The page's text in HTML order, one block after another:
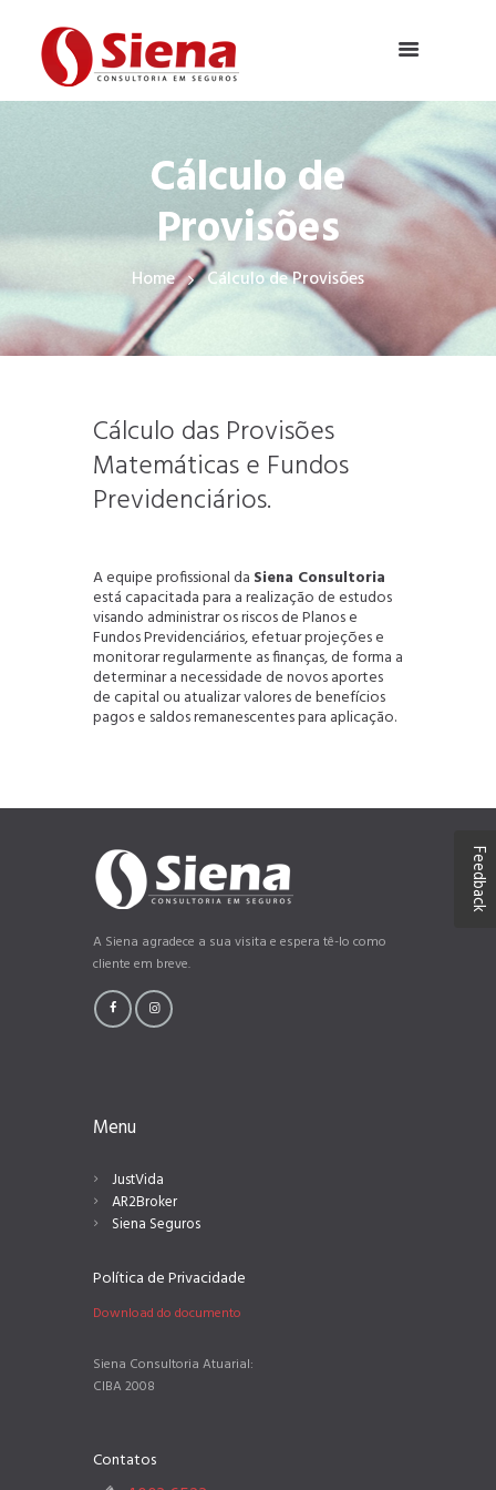
Cálculo de
Provisões
Home Cálculo de Provisões
Cálculo das Provisões
Matemáticas e Fundos
Previdenciários.
A equipe profissional da Siena Consultoria
está capacitada para a realização de estudos
visando administrar os riscos de Planos e
Fundos Previdenciários, efetuar projeções e
monitorar regularmente as finanças, de forma a
determinar a necessidade de novos aportes
de capital ou atualizar valores de benefícios
pagos e saldos remanescentes para aplicação.
A Siena agradece a sua visita e espera tê-lo como
cliente em breve.
Menu
JustVida
AR2Broker
Siena Seguros
Política de Privacidade
Download do documento
Siena Consultoria Atuarial:
CIBA 2008
Contatos
Feedback